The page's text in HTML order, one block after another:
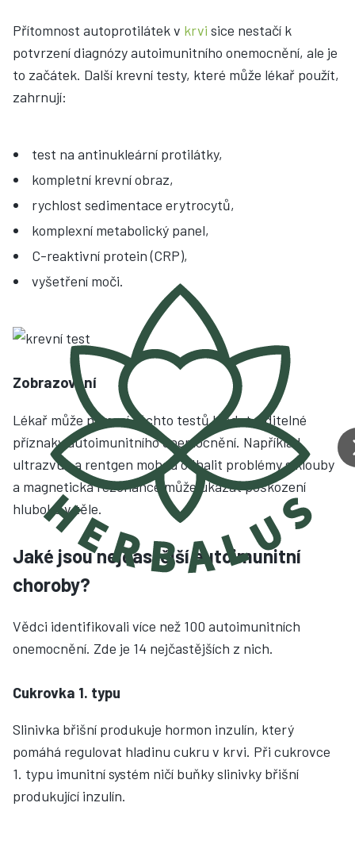
Přítomnost autoprotilátek v krvi sice nestačí k
potvrzení diagnózy autoimunitního onemocnění, ale je
to začátek. Další krevní testy, které může lékař použít,
zahrnují:
test na antinukleární protilátky,
kompletní krevní obraz,
rychlost sedimentace erytrocytů,
komplexní metabolický panel,
C-reaktivní protein (CRP),
vyšetření moči.
Zobrazování
Lékař může pomocí těchto testů hledat viditelné
příznaky autoimunitního onemocnění. Například
ultrazvuk a rentgen mohou odhalit problémy s klouby
a magnetická rezonance může ukázat poškození
hluboko v těle.
Jaké jsou nejčastější autoimunitní
choroby?
Vědci identifikovali více než 100 autoimunitních
onemocnění. Zde je 14 nejčastějších z nich.
Cukrovka 1. typu
Slinivka břišní produkuje hormon inzulín, který
pomáhá regulovat hladinu cukru v krvi. Při cukrovce
1. typu imunitní systém ničí buňky slinivky břišní
produkující inzulín.